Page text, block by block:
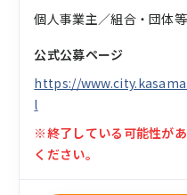
個人事業主／組合・団体
公式公募ページ
https://
l
※終了している可能性が
ください。